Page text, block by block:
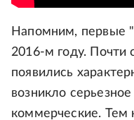
Напомним, первые
2016-м году. Почти
появились
возникло
коммерческие. Тем